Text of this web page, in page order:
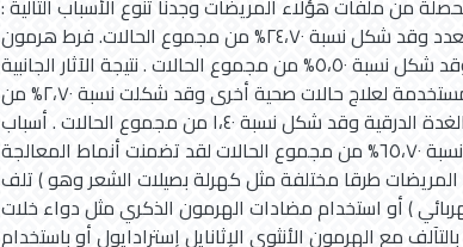
من ملفات هؤلاء المريضات وجدنا تنوع الأسباب التالية :
داء تكيس المبايض المتعدد وقد شكل نسبة ٢٤،٧٠% من مجموع الحالات. فرط هرمون
مدر اللبن (البرولاكتين) وقد شكل نسبة ٥،٥٠% من مجموع الحالات . نتيجة الآثار الجانبية
لبعض الأدوية الطبية المستخدمة لعلاج حالات صحية أخرى وقد شكلت نسبة ۲،۷۰% من
مجموع الحالات . قصور الغدة الدرقية وقد شكل نسبة ١،٤٠ من مجموع الحالات . أسباب
مجهولة شكلت نسبة ٦٥،٧٠% من مجموع الحالات لقد تضمنت أنماط المعالجة
المريضات طرقا مختلفة مثل كهرلة بصيلات الشعر وهو ) تلف
) أو استخدام مضادات الهرمون الذكري مثل دواء خلات
مع الهرمون الأنثوي الإثانايل إسترادايول أو باستخدام